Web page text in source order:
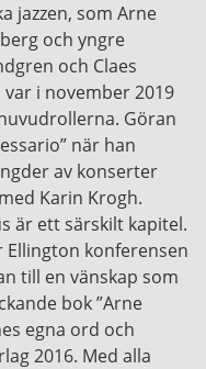
jazzen, som Arne
och yngre
och Claes
i november 2019
Göran
när han
av konserter
Karin Krogh.
är ett särskilt kapitel.
konferensen
till en vänskap som
bok ”Arne
egna ord och
2016. Med alla